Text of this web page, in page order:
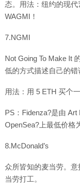
态。用法：纽约的现
WAGMI！
7.NGMI
Not Going To Make It
低的方式描述自己的错
用法：用 5 ETH 买个
PS：Fidenza?是由
OpenSea?上最低价格
8.McDonald’s
众所皆知的麦当劳。
当劳打工。